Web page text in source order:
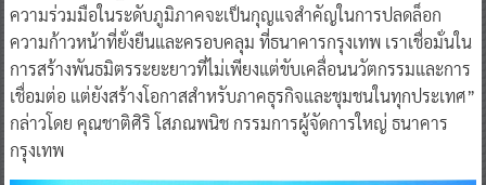
ความร่วมมือในระดับภูมิภาคจะเป็นกุญแจสำคัญในการปลดล็อก
ความก้าวหน้าที่ยั่งยืนและครอบคลุม ที่ธนาคารกรุงเทพ เราเชื่อมั่นใน
การสร้างพันธมิตรระยะยาวที่ไม่เพียงแต่ขับเคลื่อนนวัตกรรมและการ
เชื่อมต่อ แต่ยังสร้างโอกาสสำหรับภาคธุรกิจและชุมชนในทุกประเทศ”
กล่าวโดย คุณชาติศิริ โสภณพนิช กรรมการผู้จัดการใหญ่ ธนาคาร
กรุงเทพ